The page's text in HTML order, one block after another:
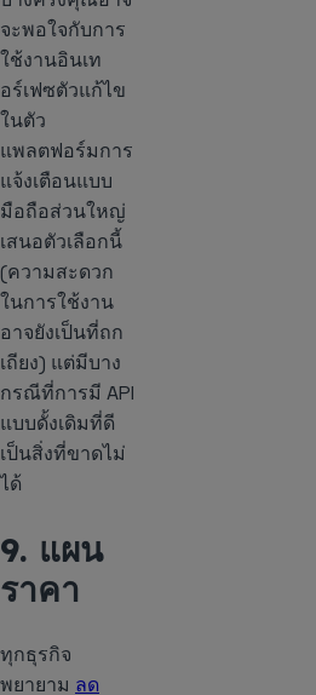
จะพอใจกับการ
ใช้งานอินเท
อร์เฟซตัวแก้ไข
ในตัว
แพลตฟอร์มการ
แจ้งเตือนแบบ
มือถือส่วนใหญ่
เสนอตัวเลือกนี้
(ความสะดวก
ในการใช้งาน
อาจยังเป็นที่ถก
เถียง) แต่มีบาง
กรณีที่การมี API
แบบดั้งเดิมที่ดี
เป็นสิ่งที่ขาดไม่
ได้
9. แผน
ราคา
ทุกธุรกิจ
พยายาม ลด